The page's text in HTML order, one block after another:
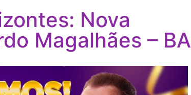
Nova
Magalhães – BA